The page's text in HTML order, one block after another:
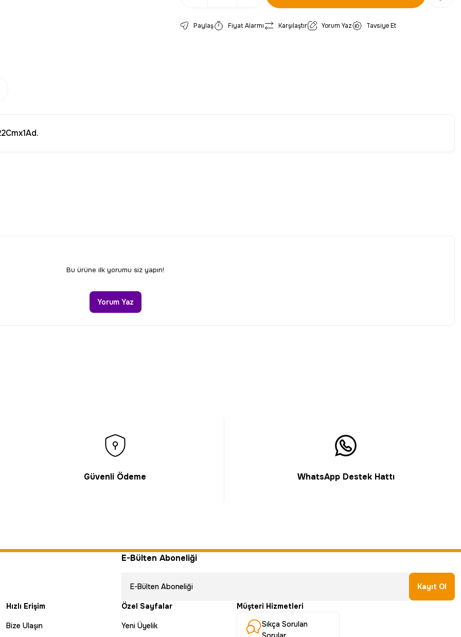
Paylaş Fiyat Alarmı Karşılaştır Yorum Yaz Tavsiye Et
Bu ürüne ilk yorumu siz yapın!
Yorum Yaz
Güvenli Ödeme WhatsApp Destek Hattı
E-Bülten Aboneliği
Kayıt Ol
Hızlı Erişim
Bize Ulaşın
Özel Sayfalar
Yeni Üyelik
Müşteri Hizmetleri
Sıkça Sorulan